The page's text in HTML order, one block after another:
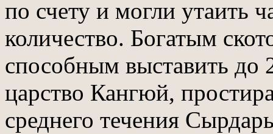
по счету и могли утаить
количество. Богатым
способным выставить до
царство Кангюй,
среднего течения